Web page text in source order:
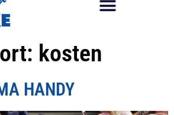
kosten
HANDY